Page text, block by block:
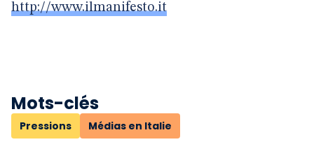
http://www.ilmanifesto.it
Mots-clés
Pressions Médias en Italie